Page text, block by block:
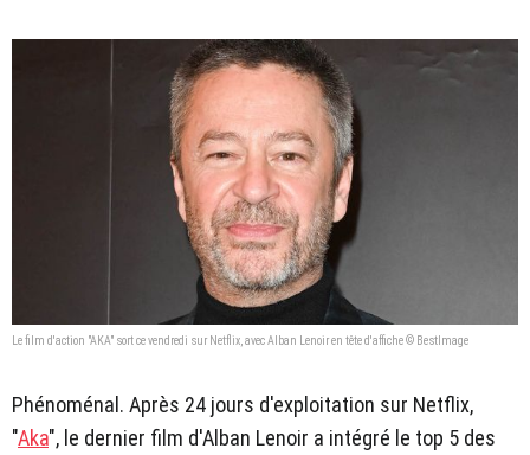
Le film d'action "AKA" sort ce vendredi sur Netflix, avec Alban Lenoir en tête d'affiche © BestImage
Phénoménal. Après 24 jours d'exploitation sur Netflix,
"Aka", le dernier film d'Alban Lenoir a intégré le top 5 des